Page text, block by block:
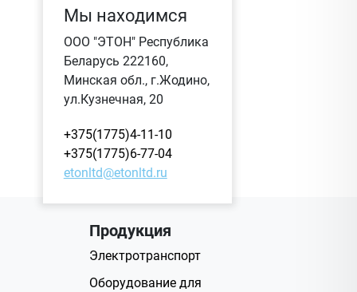
Мы находимся
ООО "ЭТОН" Республика
Беларусь 222160,
Минская обл., г.Жодино,
ул.Кузнечная, 20
+375(1775)4-11-10
+375(1775)6-77-04
etonltd@etonltd.ru
Продукция
Электротранспорт
Оборудование для